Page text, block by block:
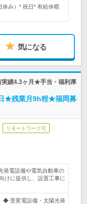
休み）* 祝日* 有給休暇
気になる
実績4.3ヶ月★手当・福利厚
★残業月9h程★福岡募
リモートワーク可
発電設備や電気自動車の
けに提供し、設置工事に
◆ 受変電設備・太陽光発